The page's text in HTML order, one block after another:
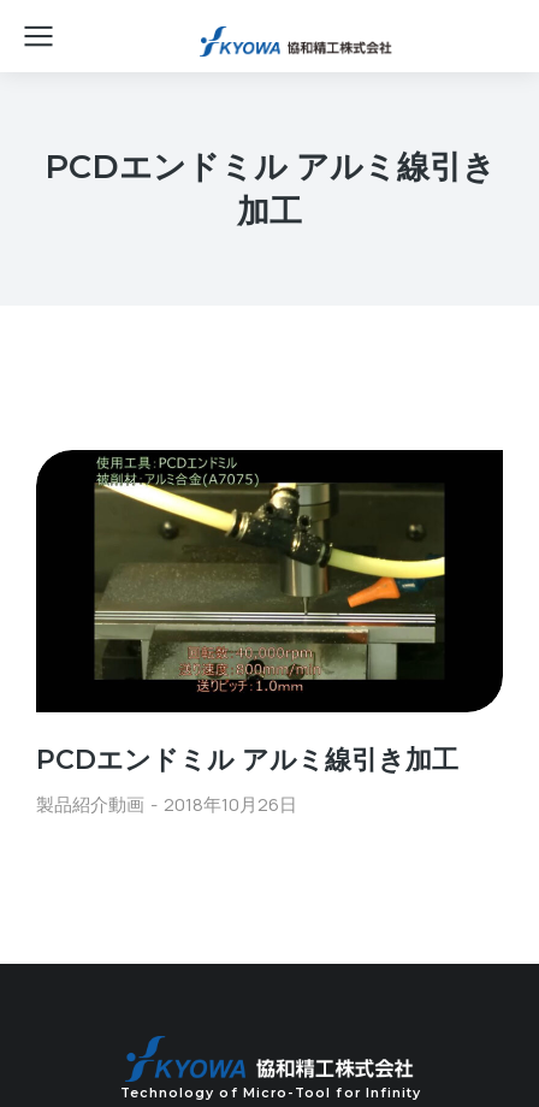
PCDエンドミル アルミ線引き
加工
PCDエンドミル アルミ線引き加工
製品紹介動画 2018年10月26日
Technology of Micro-Tool for Infinity